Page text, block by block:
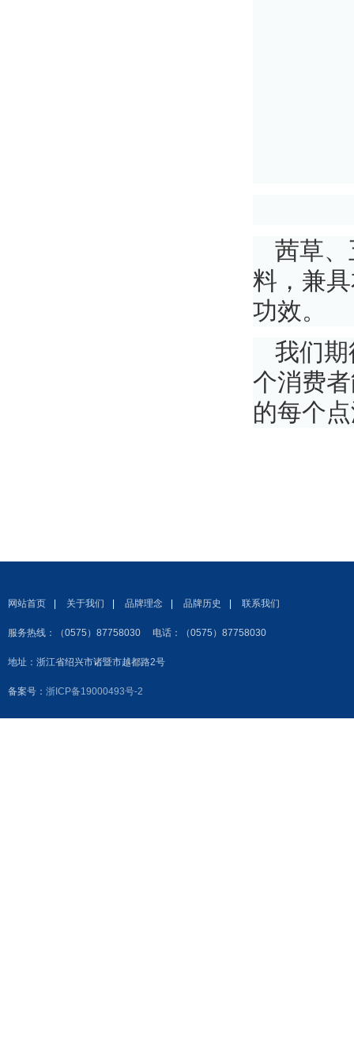
茜草
料，兼
功效。
我们
个消费
的每个
网站首页 关于我们 品牌理念 品牌历史 联系我们
服务热线：（0575）87758030 电话：（0575）87758030
地址：浙江省绍兴市诸暨市越都路2号
备案号： 浙ICP备19000493号-2